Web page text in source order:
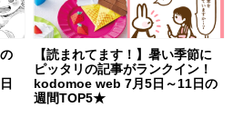
【読まれてます！】暑い季節に
ピッタリの記事がランクイン！
kodomoe web 7月5日～11日の
週間TOP5★